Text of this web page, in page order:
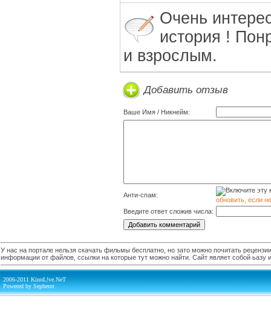
Очень
история !
и взрослым.
Добавить отзыв
Ваше Имя / Никнейм:
Анти-спам:
обновить, если
Введите ответ сложив числа:
У нас на портале нельзя скачать фильмы бесплатно, но зато можно почитать
информации от файлов, ссылки на которые тут можно найти. Сайт являет собой
2006-2011 KinoL!ve.NeT
Powered by Sepherot